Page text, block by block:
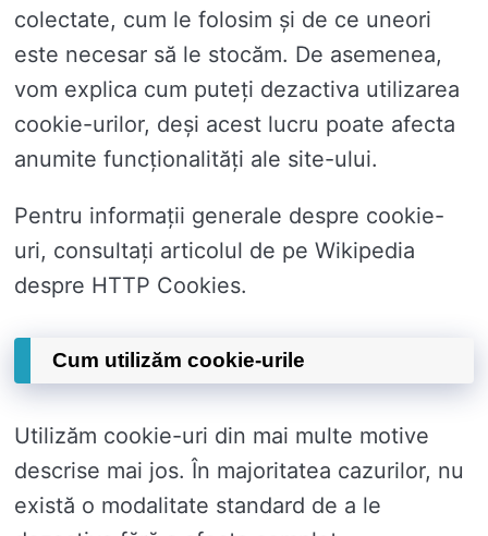
colectate, cum le folosim și de ce uneori
este necesar să le stocăm. De asemenea,
vom explica cum puteți dezactiva utilizarea
cookie-urilor, deși acest lucru poate afecta
anumite funcționalități ale site-ului.
Pentru informații generale despre cookie-
uri, consultați articolul de pe Wikipedia
despre HTTP Cookies.
Cum utilizăm cookie-urile
Utilizăm cookie-uri din mai multe motive
descrise mai jos. În majoritatea cazurilor, nu
există o modalitate standard de a le